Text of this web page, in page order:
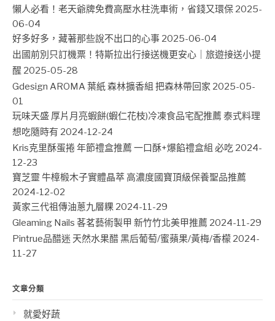
懶人必看！老天爺牌免費高壓水柱洗車術，省錢又環保 2025-
06-04
好多好多，藏著那些說不出口的心事 2025-06-04
出國前別只訂機票！特斯拉出行接送機更安心｜旅遊接送小提
醒 2025-05-28
Gdesign AROMA 葉紙 森林擴香組 把森林帶回家 2025-05-
01
玩味天盛 厚片月亮蝦餅(蝦仁花枝)冷凍食品宅配推薦 泰式料理
想吃隨時有 2024-12-24
Kris克里酥蛋捲 年節禮盒推薦 一口酥+爆餡禮盒組 必吃 2024-
12-23
寶芝靈 牛樟椴木子實體晶萃 高濃度國寶頂級保養聖品推薦
2024-12-02
黃家三代祖傳油蔥九層粿 2024-11-29
Gleaming Nails 茖茗藝術製甲 新竹竹北美甲推薦 2024-11-29
Pintrue品醋迷 天然水果醋 黑后葡萄/蜜蘋果/黃梅/香檬 2024-
11-27
文章分類
就愛好蔬